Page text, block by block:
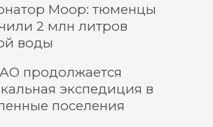
Моор: тюменцы
2 млн литров
воды
продолжается
экспедиция в
поселения